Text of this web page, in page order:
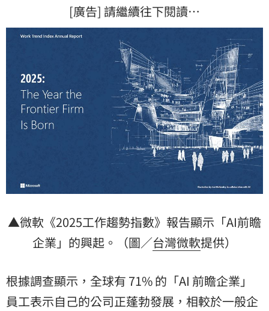
[廣告] 請繼續往下閱讀…
▲微軟《2025工作趨勢指數》報告顯示「AI前瞻
企業」的興起。（圖／台灣微軟提供）
根據調查顯示，全球有 71% 的「AI 前瞻企業」
員工表示自己的公司正蓬勃發展，相較於一般企